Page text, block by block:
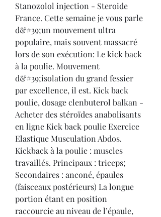
Stanozolol injection - Steroide
France. Cette semaine je vous parle
d&#39;un mouvement ultra
populaire, mais souvent massacré
lors de son exécution: Le kick back
à la poulie. Mouvement
d&#39;isolation du grand fessier
par excellence, il est. Kick back
poulie, dosage clenbuterol balkan -
Acheter des stéroïdes anabolisants
en ligne Kick back poulie Exercice
Elastique Musculation Abdos.
Kickback à la poulie : muscles
travaillés. Principaux : triceps;
Secondaires : anconé, épaules
(faisceaux postérieurs) La longue
portion étant en position
raccourcie au niveau de l’épaule,